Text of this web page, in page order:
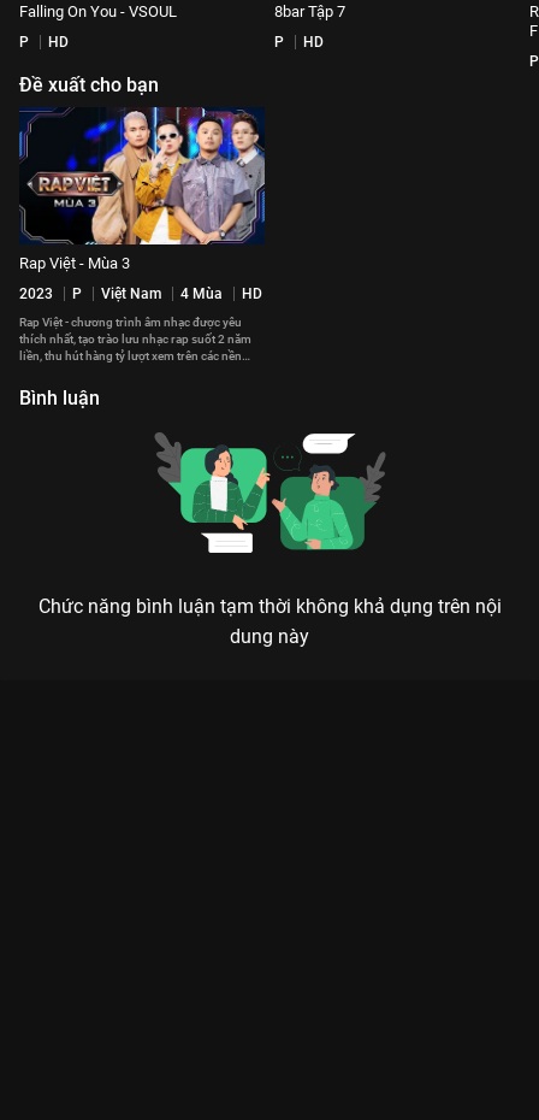
Falling On You - VSOUL
P HD
8bar Tập 7
P HD
P
Đề xuất cho bạn
Rap Việt - Mùa 3
2023 P Việt Nam 4 Mùa HD
Rap Việt - chương trình âm nhạc được yêu
thích nhất, tạo trào lưu nhạc rap suốt 2 năm
liền, thu hút hàng tỷ lượt xem trên các nền
Bình luận
Chức năng bình luận tạm thời không khả dụng trên nội
dung này